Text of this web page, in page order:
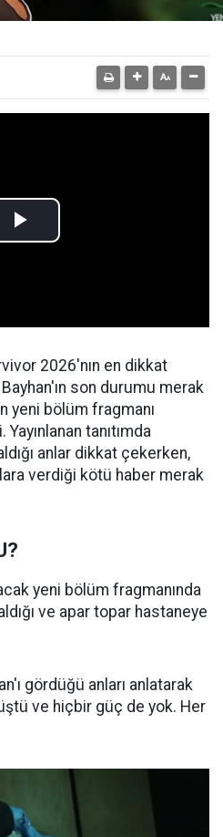
2026'nın en dikkat
Bayhan'ın son durumu merak
yeni bölüm fragmanı
tanıtımda
anlar dikkat çekerken,
verdiği kötü haber merak
yeni bölüm fragmanında
ve apar topar hastaneye
gördüğü anları anlatarak
ve hiçbir güç de yok. Her